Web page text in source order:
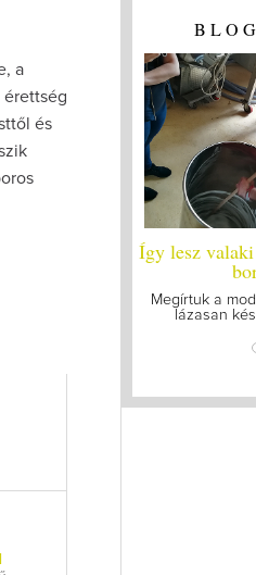
a
érettség
és
Így lesz
Megírtuk a
lázasan